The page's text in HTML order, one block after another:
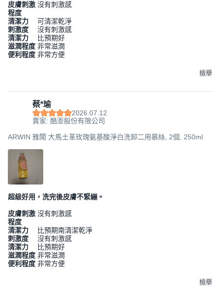
皮膚刺激
程度
沒有刺激感
清潔力
可清潔乾淨
刺激度
沒有刺激感
清潔力
比預期好
滋潤程度 非常滋潤
便利程度 非常方便
檢舉
蔡*瑜
2026.07.12
賣家: 酷澎股份有限公司
ARWIN 雅聞 大馬士革玫瑰氨基酸淨白洗卸二用慕絲, 2個, 250ml
超級好用，洗完後皮膚不緊繃。
皮膚刺激
程度
沒有刺激感
清潔力
比預期南清潔乾淨
刺激度
沒有刺激感
清潔力
比預期好
滋潤程度 非常滋潤
便利程度 非常方便
檢舉